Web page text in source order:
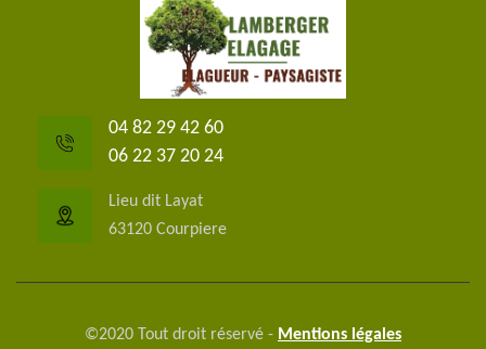
04 82 29 42 60
06 22 37 20 24
Lieu dit Layat
63120 Courpiere
©2020 Tout droit réservé - Mentions légales